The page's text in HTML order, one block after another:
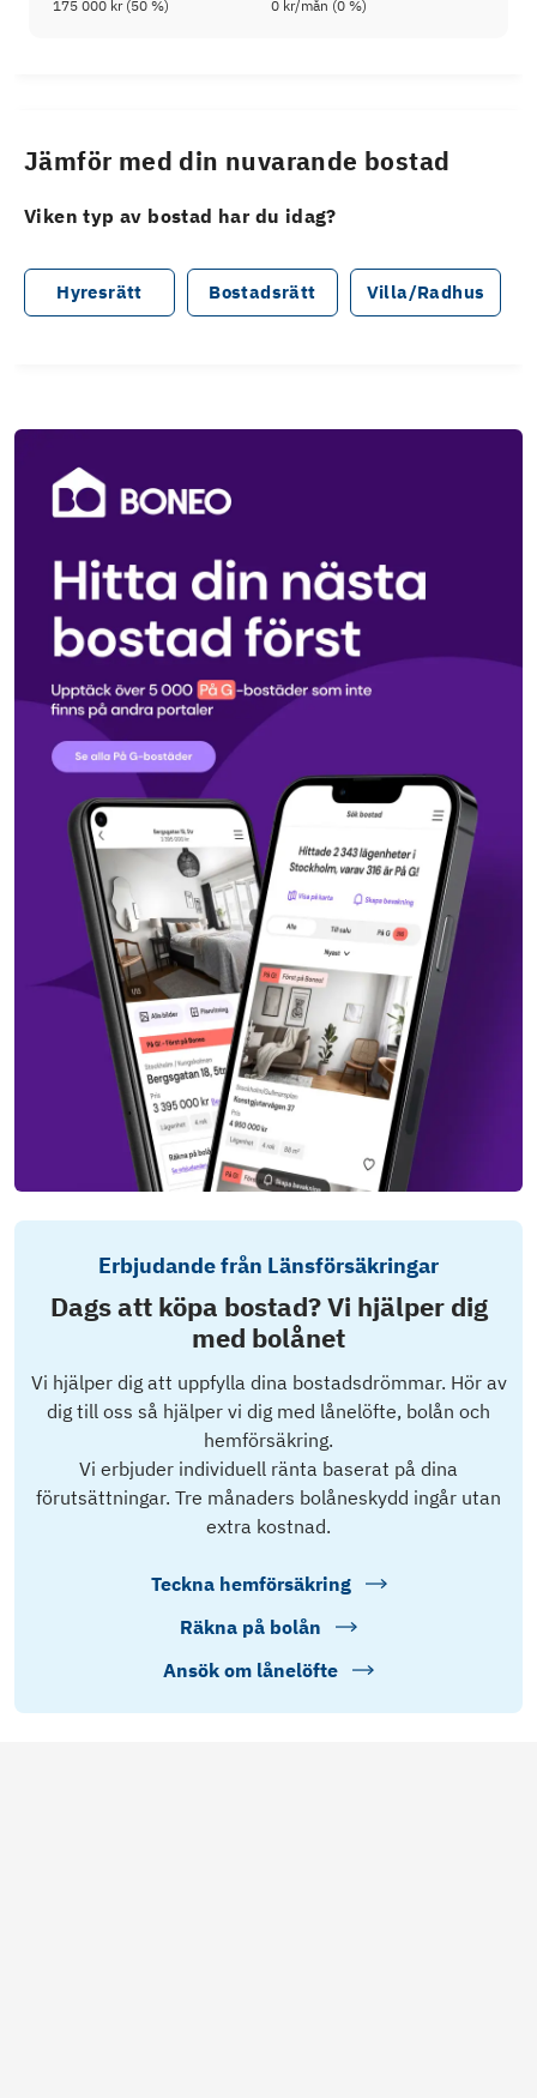
175 000 kr(50 %) 0 kr/mån (0 %)
Jämför med din nuvarande bostad
Viken typ av bostad har du idag?
Hyresrätt Bostadsrätt Villa/Radhus
Erbjudande från Länsförsäkringar
Dags att köpa bostad? Vi hjälper dig
med bolånet
Vi hjälper dig att uppfylla dina bostadsdrömmar. Hör av
dig till oss så hjälper vi dig med lånelöfte, bolån och
hemförsäkring.
Vi erbjuder individuell ränta baserat på dina
förutsättningar. Tre månaders bolåneskydd ingår utan
extra kostnad.
Teckna hemförsäkring
Räkna på bolån
Ansök om lånelöfte